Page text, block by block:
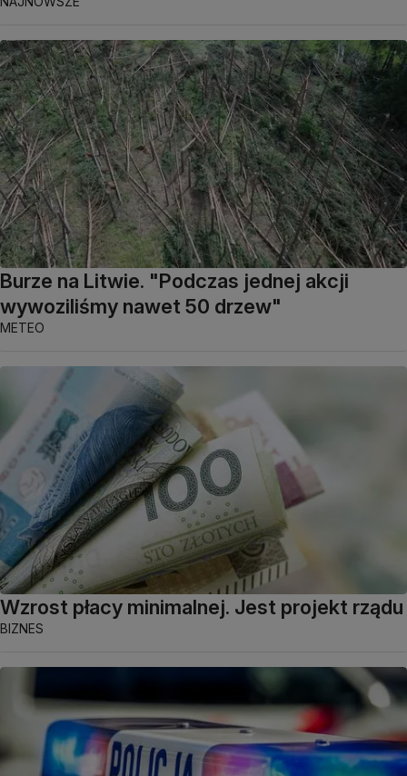
Burze na Litwie. "Podczas jednej akcji
wywoziliśmy nawet 50 drzew"
METEO
Wzrost płacy minimalnej. Jest projekt rządu
BIZNES